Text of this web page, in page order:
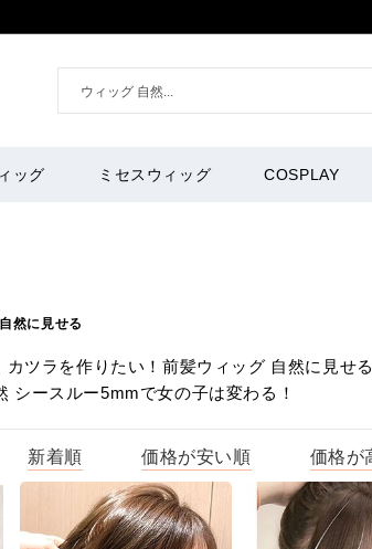
ッグ ミセスウィッグ COSPLAY
然に見せる
ツラを作りたい！前髪ウィッグ 自然に見せ
シースルー5mmで女の子は変わる！
新着順 価格が安い順 価格が